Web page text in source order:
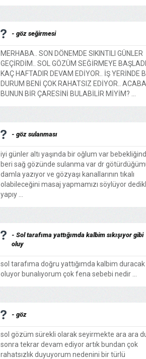
- göz seğirmesi
MERHABA.. SON DÖNEMDE SIKINTILI GÜNLER
GEÇİRDİM.. SOL GÖZÜM SEĞİRMEYE
KAÇ HAFTADIR DEVAM EDİYOR.. İŞ YERİNDE
DURUM BENİ ÇOK RAHATSIZ EDİYOR.. ACABA
BUNUN BİR ÇARESİNİ BULABİLİR MİYİM? ...
- göz sulanması
iyi günler altı yaşında bir oğlum var
beri sağ gözünde sulanma var dr
damla yazıyor ve gözyaşı kanallarının tıkalı
olabileceğini masaj yapmamızı söylüyor
yapıy ...
- Sol tarafıma yattığımda kalbim sıkışıyor gibi
oluy
sol tarafıma doğru yattığımda kalbim duracak
oluyor bunalıyorum çok fena sebebi nedir ...
- göz
sol gözüm sürekli olarak seyirmekte ara ara
sonra tekrar devam ediyor artık bundan çok
rahatsızlık duyuyorum nedenini bir türlü